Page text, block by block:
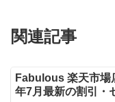
関連記事
Fabulous 楽天市場
年7月最新の割引・